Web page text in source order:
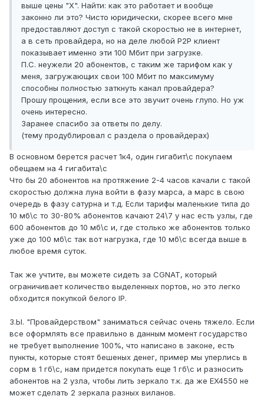
выше цены "Х". Найти: как это работает и вообще
законно ли это? Чисто юридически, скорее всего мне
предоставляют доступ с такой скоростью не в интернет,
а в сеть провайдера, но на деле любой P2P клиент
показывает именно эти 100 Мбит при загрузке.
П.С. неужели 20 абонентов, с таким же тарифом как у
меня, загружающих свои 100 Мбит по максимуму
способны полностью заткнуть канал провайдера?
Прошу прощения, если все это звучит очень глупо. Но уж
очень интересно.
Заранее спасибо за ответы по делу.
(тему продублировал с раздела о провайдерах)
В основном берется расчет 1к4, один гигабит\с покупаем
обещаем на 4 гигабита\с
Что бы 20 абонентов на протяжение 2-4 часов качали с такой
скоростью должна луна войти в фазу марса, а марс в свою
очередь в фазу сатурна и т.д. Если тарифы маленькие типа до
10 мб\c то 30-80% абонентов качают 24\7 у нас есть узлы, где
600 абонентов до 10 мб\с и, где столько же абонентов только
уже до 100 мб\с так вот нагрузка, где 10 мб\с всегда выше в
любое время суток.
Так же учтите, вы можете сидеть за CGNAT, который
ограничивает количество выделенных портов, но это легко
обходится покупкой белого IP.
З.Ы. "Провайдерством" заниматься сейчас очень тяжело. Если
все оформлять все правильно в данным момент государство
не требует выполнение 100%, что написано в законе, есть
пункты, которые стоят бешеных денег, пример мы уперлись в
сорм в 1 гб\c, нам придется покупать еще 1 гб\с и разносить
абонентов на 2 узла, чтобы лить зеркало т.к. да же EX4550 не
может сделать 2 зеркала разных виланов.